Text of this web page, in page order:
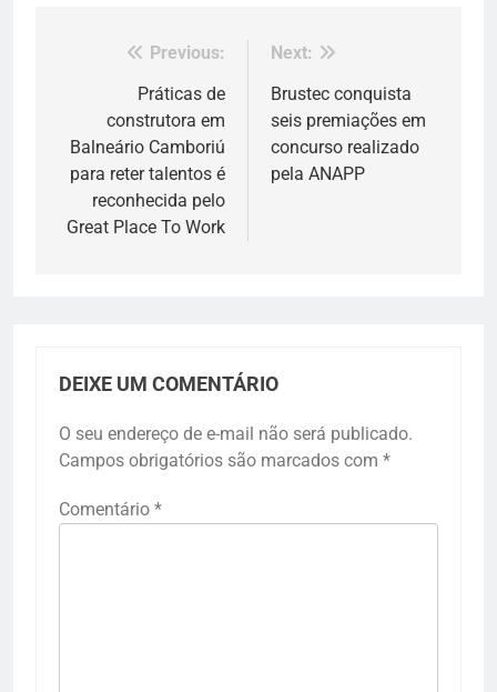
Navegação
Post
Previous:
Práticas de
construtora em
Balneário Camboriú
para reter talentos é
reconhecida pelo
Great Place To Work
Next:
Brustec conquista
seis premiações em
concurso realizado
pela ANAPP
DEIXE UM COMENTÁRIO
O seu endereço de e-mail não será publicado.
Campos obrigatórios são marcados com *
Comentário *